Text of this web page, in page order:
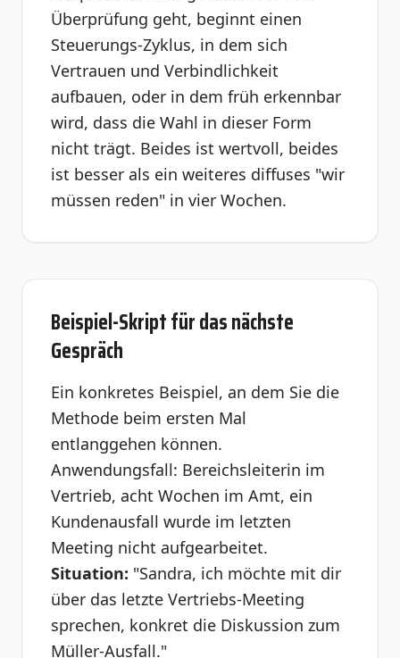
Überprüfung geht, beginnt einen
Steuerungs-Zyklus, in dem sich
Vertrauen und Verbindlichkeit
aufbauen, oder in dem früh erkennbar
wird, dass die Wahl in dieser Form
nicht trägt. Beides ist wertvoll, beides
ist besser als ein weiteres diffuses "wir
müssen reden" in vier Wochen.
Beispiel-Skript für das nächste
Gespräch
Ein konkretes Beispiel, an dem Sie die
Methode beim ersten Mal
entlanggehen können.
Anwendungsfall: Bereichsleiterin im
Vertrieb, acht Wochen im Amt, ein
Kundenausfall wurde im letzten
Meeting nicht aufgearbeitet.
Situation: "Sandra, ich möchte mit dir
über das letzte Vertriebs-Meeting
sprechen, konkret die Diskussion zum
Müller-Ausfall."